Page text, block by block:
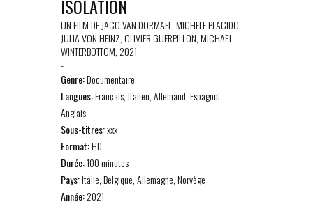
ISOLATION
UN FILM DE JACO VAN DORMAEL, MICHELE PLACIDO,
JULIA VON HEINZ, OLIVIER GUERPILLON, MICHAËL
WINTERBOTTOM, 2021
-
Genre:Documentaire
Langues:Français, Italien, Allemand, Espagnol,
Anglais
Sous-titres:xxx
Format:HD
Durée:100 minutes
Pays:Italie, Belgique, Allemagne, Norvège
Année:2021